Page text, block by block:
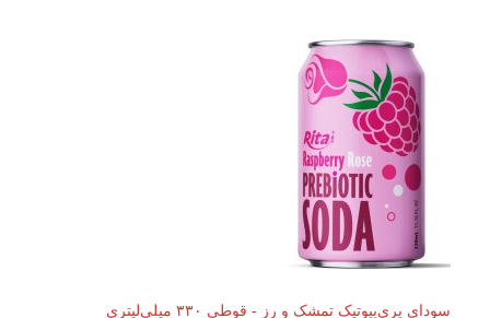
سودای پری‌بیوتیک تمشک و رز - قوطی ۳۳۰ میلی‌لیتری